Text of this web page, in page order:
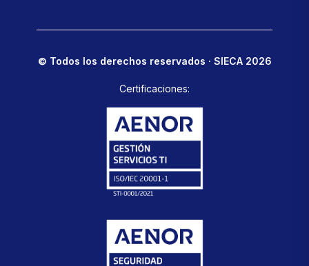
© Todos los derechos reservados · SIECA 2026
Certificaciones: